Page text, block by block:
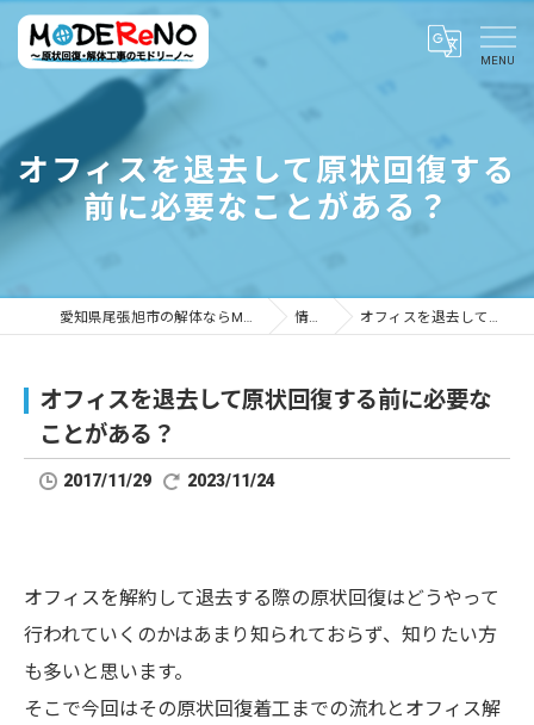
オフィスを退去して原状回復する
前に必要なことがある？
愛知県尾張旭市の解体ならMODEReNO ～原状回復・解体工事のモドリーノ～ 情報ブログ オフィスを退去して原状回復する前に必要なことがある？
オフィスを退去して原状回復する前に必要な
ことがある？
2017/11/29 2023/11/24
オフィスを解約して退去する際の原状回復はどうやって
行われていくのかはあまり知られておらず、知りたい方
も多いと思います。
そこで今回はその原状回復着工までの流れとオフィス解